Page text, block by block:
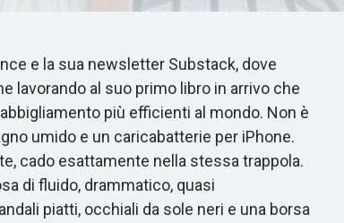
e la sua newsletter Substack, dove
lavorando al suo primo libro in arrivo che
più efficienti al mondo. Non è
umido e un caricabatterie per iPhone.
cado esattamente nella stessa trappola.
di fluido, drammatico, quasi
piatti, occhiali da sole neri e una borsa